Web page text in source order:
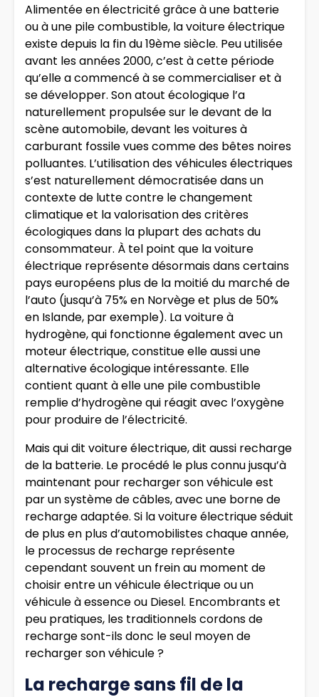
Alimentée en électricité grâce à une batterie
ou à une pile combustible, la voiture électrique
existe depuis la fin du 19ème siècle. Peu utilisée
avant les années 2000, c’est à cette période
qu’elle a commencé à se commercialiser et à
se développer. Son atout écologique l’a
naturellement propulsée sur le devant de la
scène automobile, devant les voitures à
carburant fossile vues comme des bêtes noires
polluantes. L’utilisation des véhicules électriques
s’est naturellement démocratisée dans un
contexte de lutte contre le changement
climatique et la valorisation des critères
écologiques dans la plupart des achats du
consommateur. À tel point que la voiture
électrique représente désormais dans certains
pays européens plus de la moitié du marché de
l’auto (jusqu’à 75% en Norvège et plus de 50%
en Islande, par exemple). La voiture à
hydrogène, qui fonctionne également avec un
moteur électrique, constitue elle aussi une
alternative écologique intéressante. Elle
contient quant à elle une pile combustible
remplie d’hydrogène qui réagit avec l’oxygène
pour produire de l’électricité.
Mais qui dit voiture électrique, dit aussi recharge
de la batterie. Le procédé le plus connu jusqu’à
maintenant pour recharger son véhicule est
par un système de câbles, avec une borne de
recharge adaptée. Si la voiture électrique séduit
de plus en plus d’automobilistes chaque année,
le processus de recharge représente
cependant souvent un frein au moment de
choisir entre un véhicule électrique ou un
véhicule à essence ou Diesel. Encombrants et
peu pratiques, les traditionnels cordons de
recharge sont-ils donc le seul moyen de
recharger son véhicule ?
La recharge sans fil de la